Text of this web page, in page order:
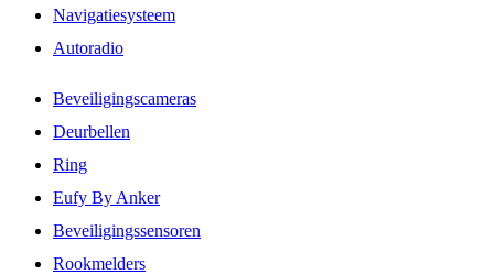
Navigatiesysteem
Autoradio
Beveiligingscameras
Deurbellen
Ring
Eufy By Anker
Beveiligingssensoren
Rookmelders